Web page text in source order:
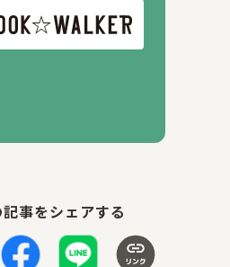
記事をシェアする